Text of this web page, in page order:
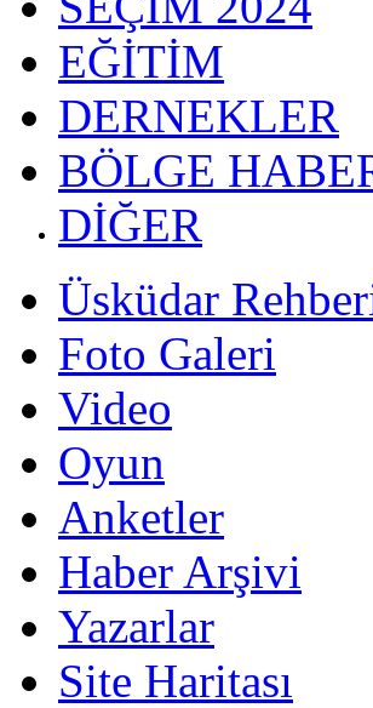
EĞİTİM
DERNEKLER
BÖLGE
DİĞER
Üsküdar
Foto Galeri
Video
Oyun
Anketler
Haber Arşivi
Yazarlar
Site Haritası